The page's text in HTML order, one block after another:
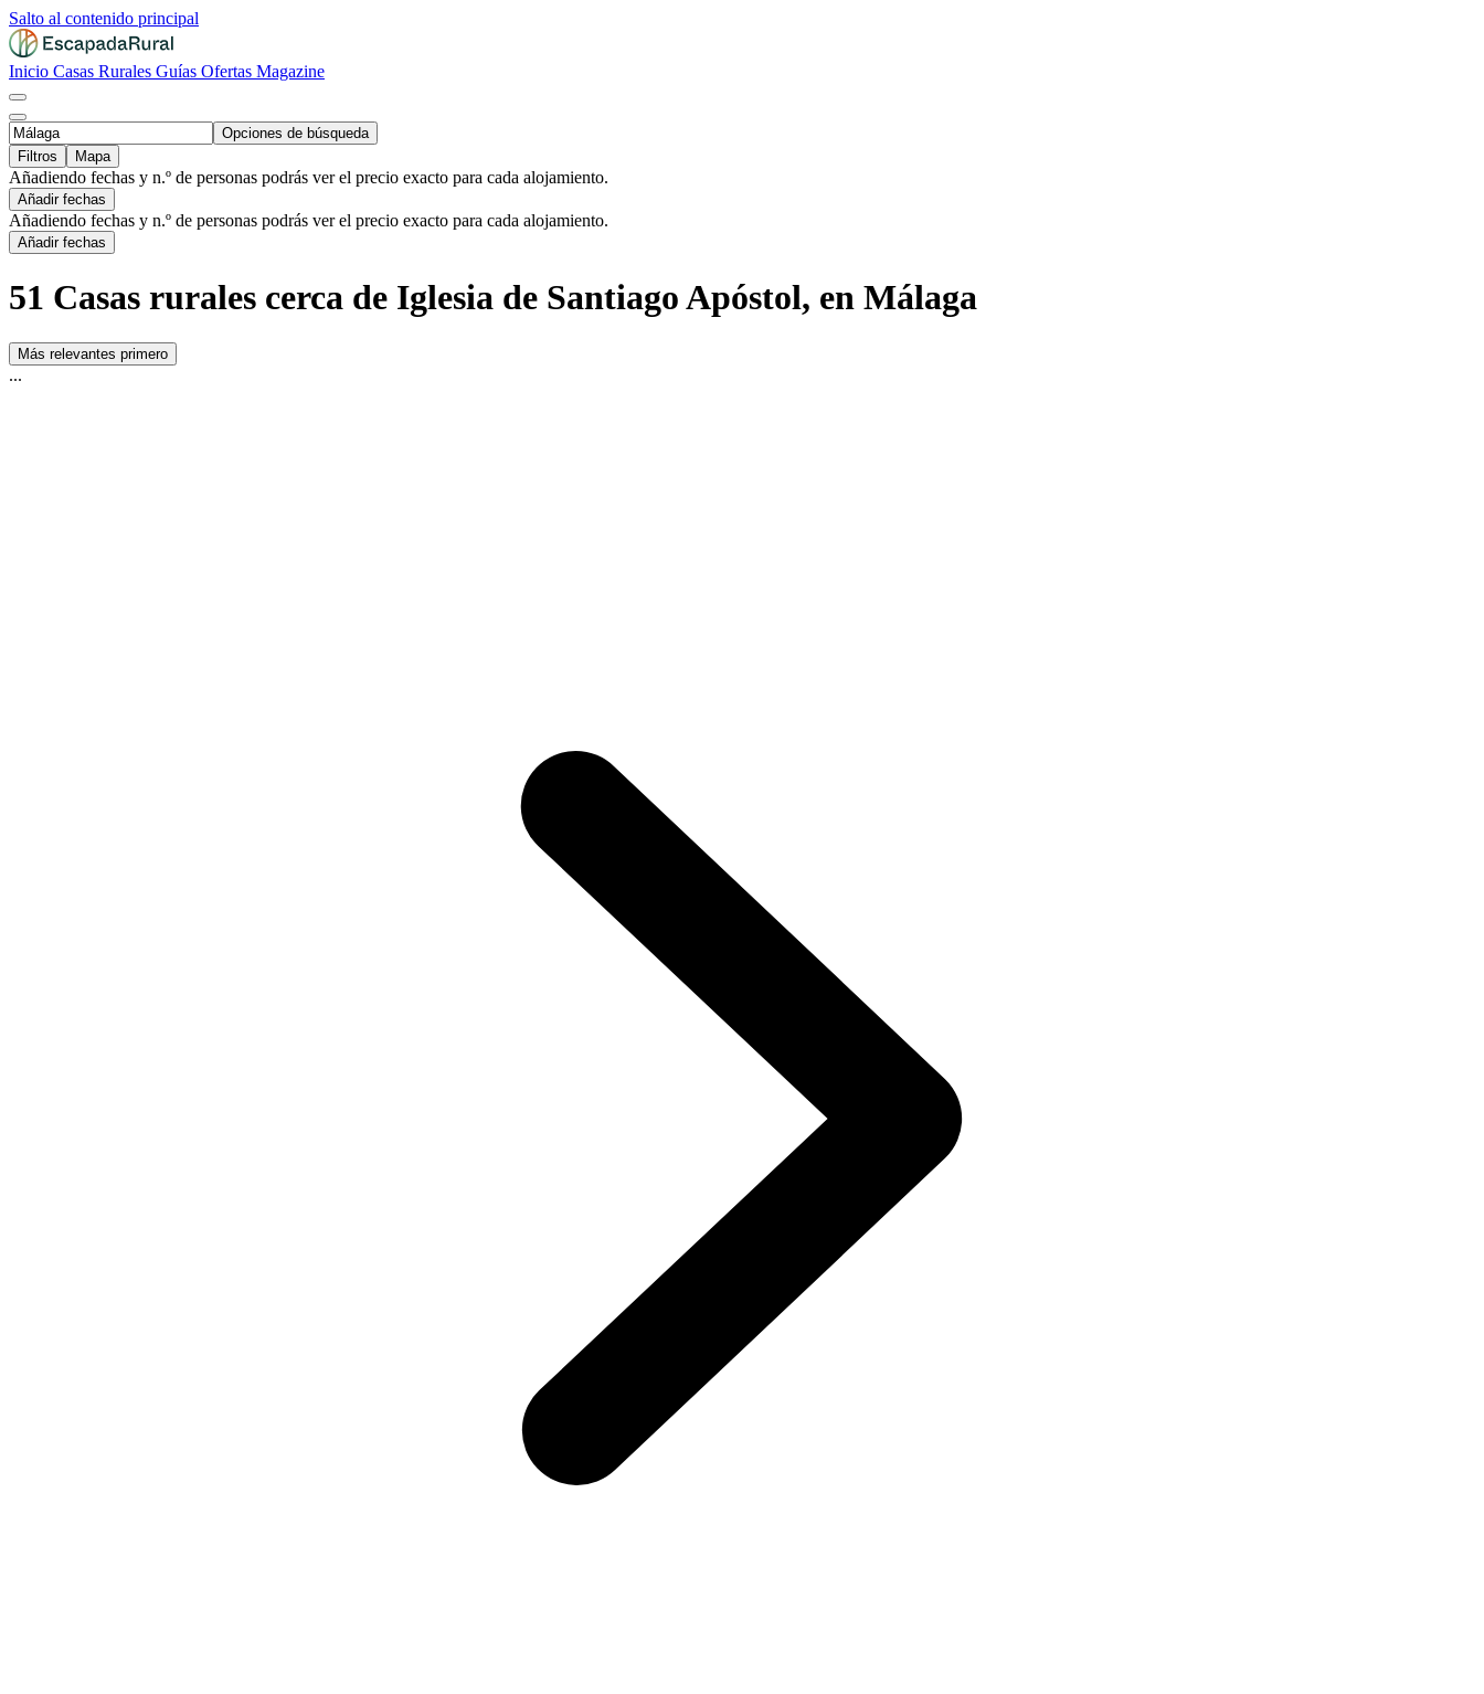
Salto al contenido principal
Inicio Casas Rurales Guías Ofertas Magazine
Opciones de búsqueda
Filtros
Mapa
Añadiendo fechas y n.º de personas podrás ver el precio exacto para cada alojamiento.
Añadir fechas
Añadiendo fechas y n.º de personas podrás ver el precio exacto para cada alojamiento.
Añadir fechas
51 Casas rurales cerca de Iglesia de Santiago Apóstol, en Málaga
Más relevantes primero
...